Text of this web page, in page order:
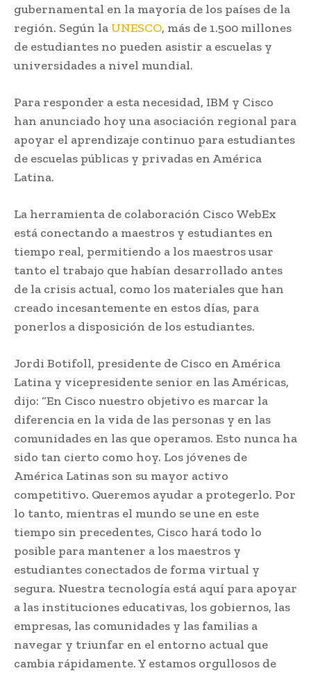
gubernamental en la mayoría de los países de la
región. Según la UNESCO, más de 1.500 millones
de estudiantes no pueden asistir a escuelas y
universidades a nivel mundial.
Para responder a esta necesidad, IBM y Cisco
han anunciado hoy una asociación regional para
apoyar el aprendizaje continuo para estudiantes
de escuelas públicas y privadas en América
Latina.
La herramienta de colaboración Cisco WebEx
está conectando a maestros y estudiantes en
tiempo real, permitiendo a los maestros usar
tanto el trabajo que habían desarrollado antes
de la crisis actual, como los materiales que han
creado incesantemente en estos días, para
ponerlos a disposición de los estudiantes.
Jordi Botifoll, presidente de Cisco en América
Latina y vicepresidente senior en las Américas,
dijo: “En Cisco nuestro objetivo es marcar la
diferencia en la vida de las personas y en las
comunidades en las que operamos. Esto nunca ha
sido tan cierto como hoy. Los jóvenes de
América Latinas son su mayor activo
competitivo. Queremos ayudar a protegerlo. Por
lo tanto, mientras el mundo se une en este
tiempo sin precedentes, Cisco hará todo lo
posible para mantener a los maestros y
estudiantes conectados de forma virtual y
segura. Nuestra tecnología está aquí para apoyar
a las instituciones educativas, los gobiernos, las
empresas, las comunidades y las familias a
navegar y triunfar en el entorno actual que
cambia rápidamente. Y estamos orgullosos de